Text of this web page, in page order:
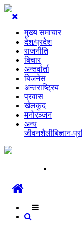
मुख्य समाचार
देश/प्रदेश
राजनीति
बिचार
अन्तर्वार्ता
बिजनेस
अन्तराष्ट्रिय
प्रवास
खेलकुद
मनोरञ्जन
अन्य
जीवनशैलीबिज्ञान-